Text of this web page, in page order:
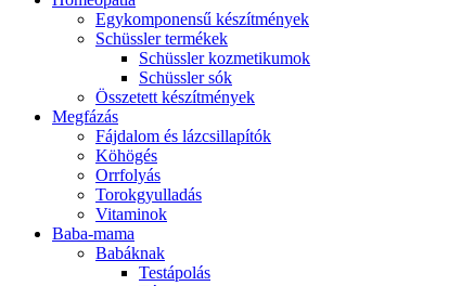
Egykomponensű készítmények
Schüssler termékek
Schüssler kozmetikumok
Schüssler sók
Összetett készítmények
Megfázás
Fájdalom és lázcsillapítók
Köhögés
Orrfolyás
Torokgyulladás
Vitaminok
Baba-mama
Babáknak
Testápolás